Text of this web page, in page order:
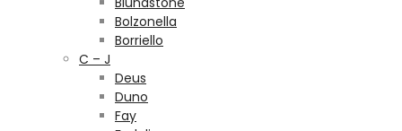
Bolzonella
Borriello
C – J
Deus
Duno
Fay